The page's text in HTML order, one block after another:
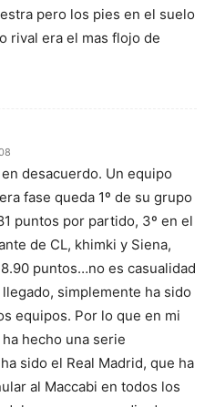
pero los pies en el suelo
rival era el mas flojo de
desacuerdo. Un equipo
fase queda 1º de su grupo
puntos por partido, 3º en el
de CL, khimki y Siena,
puntos…no es casualidad
simplemente ha sido
equipos. Por lo que en mi
hecho una serie
sido el Real Madrid, que ha
al Maccabi en todos los